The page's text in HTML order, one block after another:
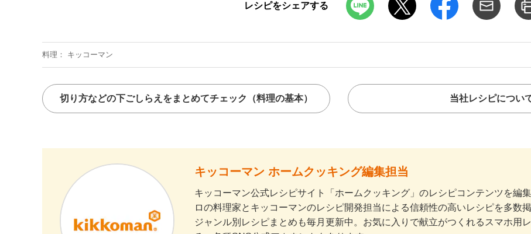
レシピをシェアする
料理 キッコーマン
切り方などの下ごしらえをまとめてチェック （料理の基本） 当社レシピについ
キッコーマン ホームクッキング編集担当
キッコーマン公式レシピサイト「ホームクッキング」のレシピコンテンツを編
ロの料理家とキッコーマンのレシピ開発担当による信頼性の高いレシピを多数
ジャンル別レシピまとめも毎月更新中。お気に入りで献立がつくれるスマホ用